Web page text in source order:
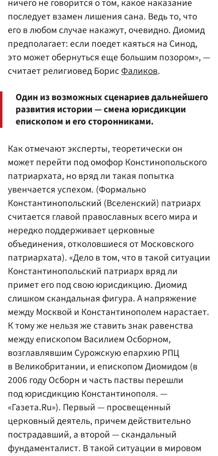
ничего не говорится о том, какое наказание
последует взамен лишения сана. Ведь то, что
его в любом случае накажут, очевидно. Диомид
предполагает: если поедет каяться на Синод,
это может обернуться еще большим позором», —
считает религиовед БорисФаликов.
Один из возможных сценариев дальнейшего
развития истории — смена юрисдикции
епископом и его сторонниками.
Как отмечают эксперты, теоретически он
может перейти под омофор Констинопольского
патриархата, но вряд ли такая попытка
увенчается успехом. (Формально
Константинопольский (Вселенский) патриарх
считается главой православных всего мира и
нередко поддерживает церковные
объединения, отколовшиеся от Московского
патриархата). «Дело в том, что в такой ситуации
Константинопольский патриарх вряд ли
примет его под свою юрисдикцию. Диомид
слишком скандальная фигура. А напряжение
между Москвой и Константинополем нарастает.
К тому же нельзя же ставить знак равенства
между епископом Василием Осборном,
возглавлявшим Сурожскую епархию РПЦ
в Великобритании, и епископом Диомидом (в
2006 году Осборн и часть паствы перешли
под юрисдикцию Константинополя. —
«Газета.Ru»). Первый — просвещенный
церковный деятель, причем действительно
пострадавший, а второй — скандальный
фундаменталист. В такой ситуации в мировом